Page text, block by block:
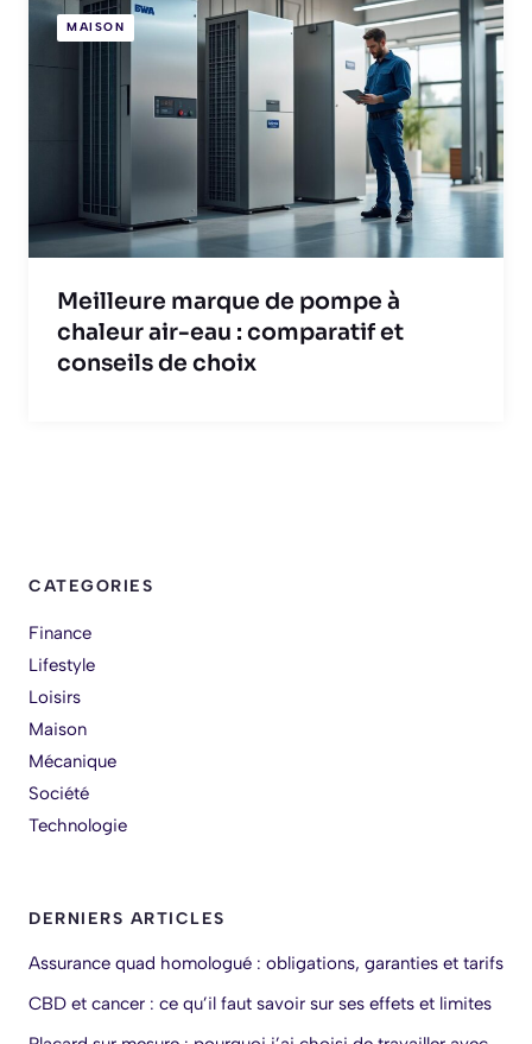
MAISON
Meilleure marque de pompe à
chaleur air-eau : comparatif et
conseils de choix
CATEGORIES
Finance
Lifestyle
Loisirs
Maison
Mécanique
Société
Technologie
DERNIERS ARTICLES
Assurance quad homologué : obligations, garanties et tarifs
CBD et cancer : ce qu’il faut savoir sur ses effets et limites